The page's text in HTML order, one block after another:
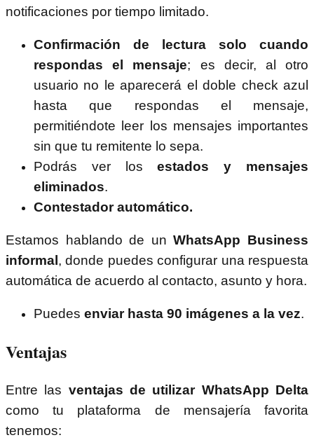
notificaciones por tiempo limitado.
Confirmación de lectura solo cuando
respondas el mensaje; es decir, al otro
usuario no le aparecerá el doble check azul
hasta que respondas el mensaje,
permitiéndote leer los mensajes importantes
sin que tu remitente lo sepa.
Podrás ver losestados y mensajes
eliminados.
Contestador automático.
Estamos hablando de unWhatsApp Business
informal , donde puedes configurar una respuesta
automática de acuerdo al contacto, asunto y hora.
Puedes enviar hasta 90 imágenes a la vez.
Ventajas
Entre las ventajas de utilizar WhatsApp Delta
como tu plataforma de mensajería favorita
tenemos: